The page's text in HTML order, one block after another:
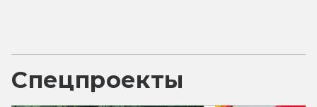
Спецпроекты